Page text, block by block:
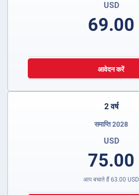
USD
69.00
आवेदन करें
2 वर्ष
समाप्ति 2028
USD
75.00
आप बचाते हैं 63.00 USD